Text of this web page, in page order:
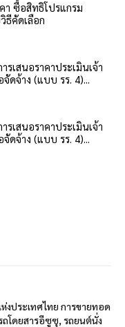
า ซื้อสิทธิโปรแกรม
ธีคัดเลือก
รเสนอราคาประเมินเจ้า
ดจ้าง (แบบ รร. 4)...
รเสนอราคาประเมินเจ้า
ดจ้าง (แบบ รร. 4)...
งประเทศไทย การขายทอด
ถโดยสารอีซูซุ, รถยนต์นั่ง